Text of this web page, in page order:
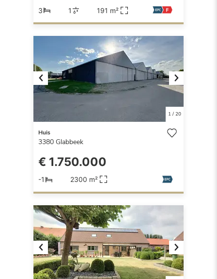
3 1 191 m²
Previous Next
1/ 20
Huis
3380 Glabbeek
€ 1.750.000
-1 2300 m²
Previous Next